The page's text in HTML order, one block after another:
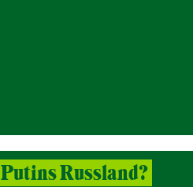
Russland?